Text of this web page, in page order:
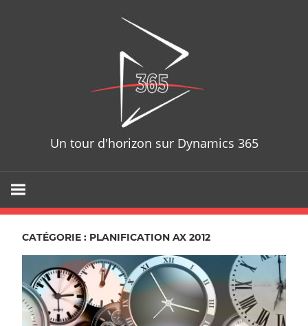
Un tour d'horizon sur Dynamics 365
CATÉGORIE : PLANIFICATION AX 2012